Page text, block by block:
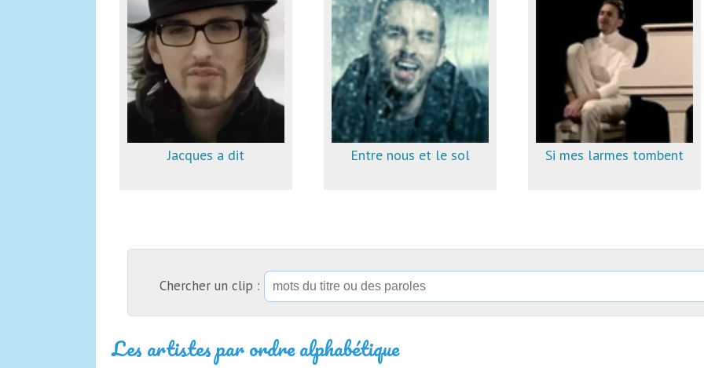
Jacques a dit Entre nous et le sol Si mes larmes tombent
Chercher un clip :
Les artistes par ordre alphabétique